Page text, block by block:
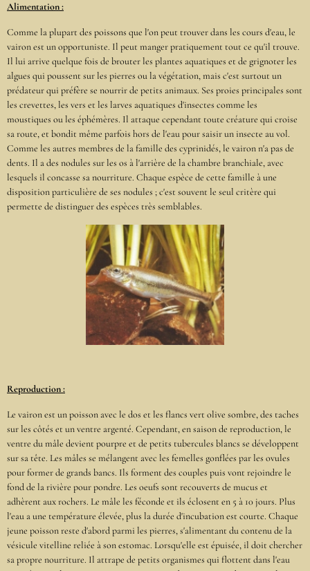
Alimentation :
Comme la plupart des poissons que l'on peut trouver dans les cours d'eau, le
vairon est un opportuniste. Il peut manger pratiquement tout ce qu'il trouve.
Il lui arrive quelque fois de brouter les plantes aquatiques et de grignoter les
algues qui poussent sur les pierres ou la végétation, mais c'est surtout un
prédateur qui préfère se nourrir de petits animaux. Ses proies principales sont
les crevettes, les vers et les larves aquatiques d'insectes comme les
moustiques ou les éphémères. Il attaque cependant toute créature qui croise
sa route, et bondit même parfois hors de l'eau pour saisir un insecte au vol.
Comme les autres membres de la famille des cyprinidés, le vairon n'a pas de
dents. Il a des nodules sur les os à l'arrière de la chambre branchiale, avec
lesquels il concasse sa nourriture. Chaque espèce de cette famille à une
disposition particulière de ses nodules ; c'est souvent le seul critère qui
permette de distinguer des espèces très semblables.
Reproduction :
Le vairon est un poisson avec le dos et les flancs vert olive sombre, des taches
sur les côtés et un ventre argenté. Cependant, en saison de reproduction, le
ventre du mâle devient pourpre et de petits tubercules blancs se développent
sur sa tête. Les mâles se mélangent avec les femelles gonflées par les ovules
pour former de grands bancs. Ils forment des couples puis vont rejoindre le
fond de la rivière pour pondre. Les oeufs sont recouverts de mucus et
adhèrent aux rochers. Le mâle les féconde et ils éclosent en 5 à 10 jours. Plus
l'eau a une température élevée, plus la durée d'incubation est courte. Chaque
jeune poisson reste d'abord parmi les pierres, s'alimentant du contenu de la
vésicule vitelline reliée à son estomac. Lorsqu'elle est épuisée, il doit chercher
sa propre nourriture. Il attrape de petits organismes qui flottent dans l'eau